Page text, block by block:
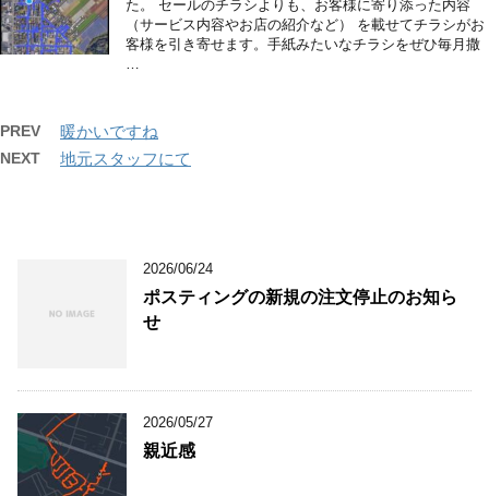
た。 セールのチラシよりも、お客様に寄り添った内容
（サービス内容やお店の紹介など） を載せてチラシがお
客様を引き寄せます。手紙みたいなチラシをぜひ毎月撒
PREV 暖かいですね
NEXT 地元スタッフにて
2026/06/24
ポスティングの新規の注文停止のお知ら
せ
2026/05/27
親近感